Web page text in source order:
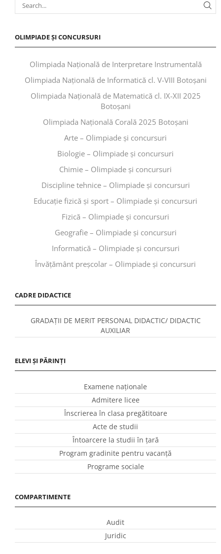
OLIMPIADE ȘI CONCURSURI
Olimpiada Națională de Interpretare Instrumentală
Olimpiada Națională de Informatică cl. V-VIII Botoșani
Olimpiada Națională de Matematică cl. IX-XII 2025
Botoșani
Olimpiada Națională Corală 2025 Botoșani
Arte – Olimpiade și concursuri
Biologie – Olimpiade și concursuri
Chimie – Olimpiade și concursuri
Discipline tehnice – Olimpiade și concursuri
Educaţie fizică şi sport – Olimpiade și concursuri
Fizică – Olimpiade și concursuri
Geografie – Olimpiade și concursuri
Informatică – Olimpiade și concursuri
Învăţământ preşcolar – Olimpiade și concursuri
CADRE DIDACTICE
GRADAȚII DE MERIT PERSONAL DIDACTIC/ DIDACTIC
AUXILIAR
ELEVI ȘI PĂRINȚI
Examene naționale
Admitere licee
Înscrierea în clasa pregătitoare
Acte de studii
Întoarcere la studii în ţară
Program gradinite pentru vacanţă
Programe sociale
COMPARTIMENTE
Audit
Juridic